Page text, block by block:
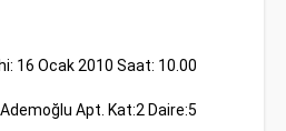
16 Ocak 2010 Saat: 10.00
Ademoğlu Apt. Kat:2 Daire:5